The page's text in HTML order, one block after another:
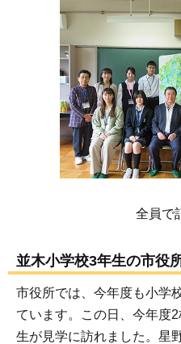
全員で
並木小学校3年生の市役
市役所では、今年度も小学
ています。この日、今年度
生が見学に訪れました。星